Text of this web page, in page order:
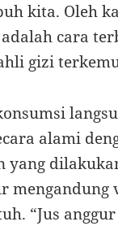
kita. Oleh
cara
gizi
alami
yang
“Jus